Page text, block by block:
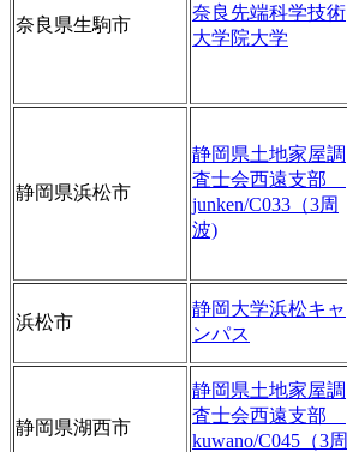
奈良県生駒市
奈良先端科学技術
大学院大学
静岡県浜松市
静岡県土地家屋調
査士会西遠支部
junken/C033（3周
波)
浜松市
静岡大学浜松キャ
ンパス
静岡県湖西市
静岡県土地家屋調
査士会西遠支部
kuwano/C045（3周